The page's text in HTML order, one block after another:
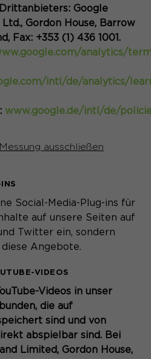
Google
Gordon House, Barrow
Fax: +353 (1) 436 1001.
analytics/
intl/de/analytics/
www.google.de/intl/de/
ausschließen
Social-Media-Plug-ins für
auf unsere Seiten auf
Twitter ein, sondern
Angebote.
VIDEOS
Videos in unser
die auf
sind und von
abspielbar sind. Bei
Limited, Gordon House,